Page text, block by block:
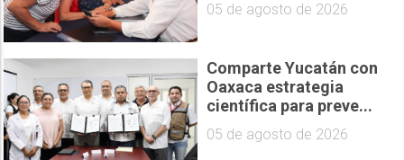
05 de agosto de 2026
Comparte Yucatán con
Oaxaca estrategia
científica para preve...
05 de agosto de 2026